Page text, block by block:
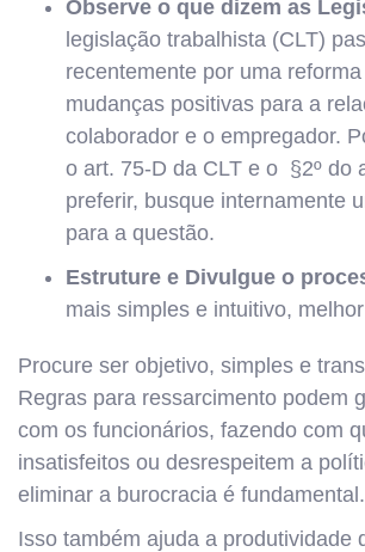
Observe o que dizem as
legislação trabalhista (CLT)
recentemente por uma
mudanças positivas para a
colaborador e o empregador.
o art. 75-D da CLT e o §2º do
preferir, busque internamente
para a questão.
Estruture e Divulgue o
mais simples e intuitivo, melhor
Procure ser objetivo, simples e
Regras para ressarcimento podem
com os funcionários, fazendo com
insatisfeitos ou desrespeitem a
eliminar a burocracia é fundamental.
Isso também ajuda a produtividade